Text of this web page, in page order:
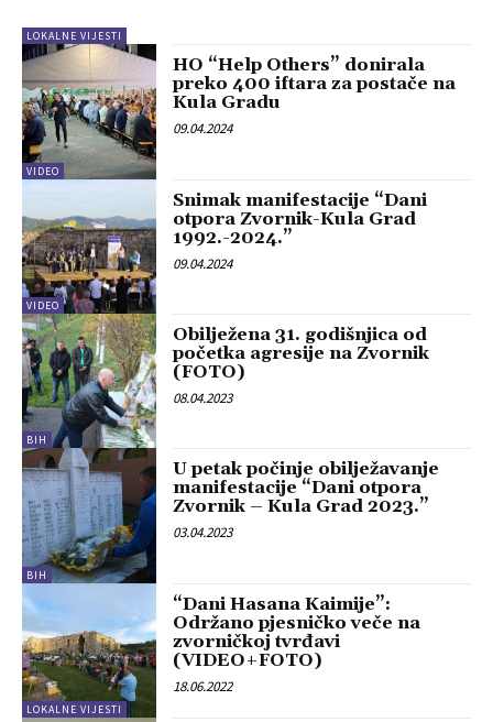
LOKALNE VIJESTI
VIDEO
HO “Help Others” donirala
preko 400 iftara za postače na
Kula Gradu
09.04.2024
VIDEO
Snimak manifestacije “Dani
otpora Zvornik-Kula Grad
1992.-2024.”
09.04.2024
BIH
Obilježena 31. godišnjica od
početka agresije na Zvornik
(FOTO)
08.04.2023
BIH
U petak počinje obilježavanje
manifestacije “Dani otpora
Zvornik – Kula Grad 2023.”
03.04.2023
LOKALNE VIJESTI
“Dani Hasana Kaimije”:
Održano pjesničko veče na
zvorničkoj tvrđavi
(VIDEO+FOTO)
18.06.2022